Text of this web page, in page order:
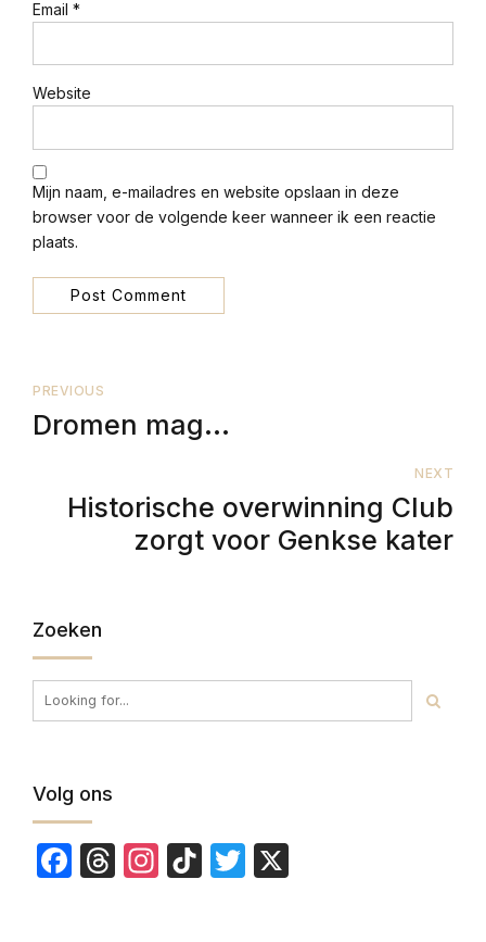
Email *
Website
Mijn naam, e-mailadres en website opslaan in deze
browser voor de volgende keer wanneer ik een reactie
plaats.
Post Comment
PREVIOUS
Dromen mag...
NEXT
Historische overwinning Club
zorgt voor Genkse kater
Zoeken
Volg ons
Facebook
Threads
Instagram
TikTokTwitter